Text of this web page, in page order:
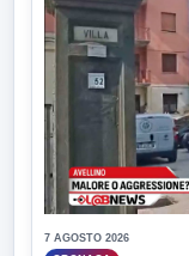
7 AGOSTO 2026